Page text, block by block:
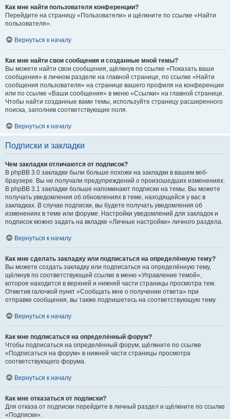
Как мне найти пользователя конференции?
Перейдите на страницу «Пользователи» и щёлкните по ссылке «Найти
пользователя».
Вернуться к началу
Как мне найти свои сообщения и созданные мной темы?
Вы можете найти свои сообщения, щёлкнув по ссылке «Показать ваши
сообщения» в личном разделе на главной странице, по ссылке «Найти
сообщения пользователя» на странице вашего профиля на конференции
или по ссылке «Ваши сообщения» в меню «Ссылки» на главной странице.
Чтобы найти созданные вами темы, используйте страницу расширенного
поиска, заполнив соответствующие поля.
Вернуться к началу
Подписки и закладки
Чем закладки отличаются от подписок?
В phpBB 3.0 закладки были больше похожи на закладки в вашем веб-
браузере. Вы не получали предупреждений о произошедших изменениях.
В phpBB 3.1 закладки больше напоминают подписки на темы. Вы можете
получать уведомления об обновлениях в теме, находящейся у вас в
закладках. В случае подписки, вы будете получать уведомления об
изменениях в теме или форуме. Настройки уведомлений для закладок и
подписок можно задать на вкладке «Личные настройки» личного раздела.
Вернуться к началу
Как мне сделать закладку или подписаться на определённую тему?
Вы можете создать закладку или подписаться на определённую тему,
щёлкнув по соответствующей ссылке в меню «Управление темой»,
которое находится в верхней и нижней части страницы просмотра тем.
Отметив галочкой пункт «Сообщать мне о получении ответа» при
отправке сообщения, вы также подпишетесь на соответствующую тему.
Вернуться к началу
Как мне подписаться на определённый форум?
Чтобы подписаться на определённый форум, щёлкните по ссылке
«Подписаться на форум» в нижней части страницы просмотра
соответствующего форума.
Вернуться к началу
Как мне отказаться от подписки?
Для отказа от подписки перейдите в личный раздел и щёлкните по ссылке
«Подписки».